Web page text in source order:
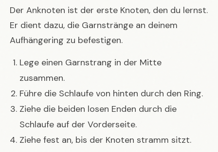
Der Anknoten ist der erste Knoten, den du lernst.
Er dient dazu, die Garnstränge an deinem
Aufhängering zu befestigen.
Lege einen Garnstrang in der Mitte
zusammen.
Führe die Schlaufe von hinten durch den Ring.
Ziehe die beiden losen Enden durch die
Schlaufe auf der Vorderseite.
Ziehe fest an, bis der Knoten stramm sitzt.